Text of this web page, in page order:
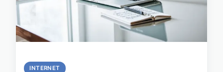
INTERNET